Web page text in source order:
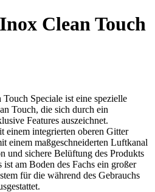
Clean Touch
Speciale ist eine spezielle
Touch, die sich durch ein
Features auszeichnet.
einem integrierten oberen Gitter
einem maßgeschneiderten Luftkanal
und sichere Belüftung des Produkts
am Boden des Fachs ein großer
für die während des Gebrauchs